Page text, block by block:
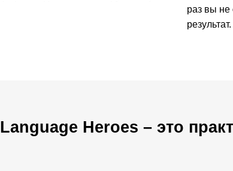
раз вы не
результат.
Language Heroes – это